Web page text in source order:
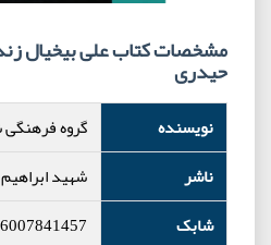
مشخصات کتاب علی بیخیال
حیدری
نویسنده
گروه
ناشر
شهید
شابک